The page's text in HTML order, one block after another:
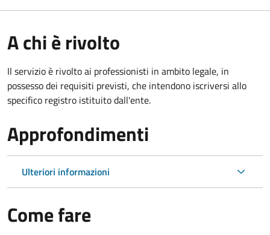
A chi è rivolto
Il servizio è rivolto ai professionisti in ambito legale, in
possesso dei requisiti previsti, che intendono iscriversi allo
specifico registro istituito dall'ente.
Approfondimenti
Ulteriori informazioni
Come fare